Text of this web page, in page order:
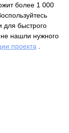
более 1 000
быстрого
нашли нужного
проекта